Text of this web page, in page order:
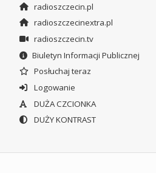
radioszczecin.pl
radioszczecinextra.pl
radioszczecin.tv
Biuletyn Informacji Publicznej
Posłuchaj teraz
Logowanie
DUŻA CZCIONKA
DUŻY KONTRAST